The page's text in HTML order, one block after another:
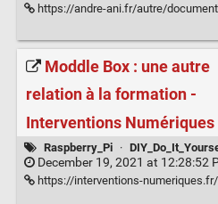
https://andre-ani.fr/autre/
Moddle Box : une autre
relation à la formation -
Interventions Numériques
Raspberry_Pi ·
December 19, 2021 at 12:28:52
https://interventions-numeriques.fr/blog/2020/04/07/